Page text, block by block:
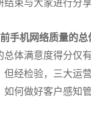
束与大家进行分享
手机网络质量的总
体满意度得分仅有
但经检验，三大
何做好客户感知